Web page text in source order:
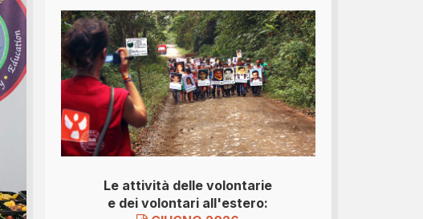
Le attività delle volontarie
e dei volontari all'estero: